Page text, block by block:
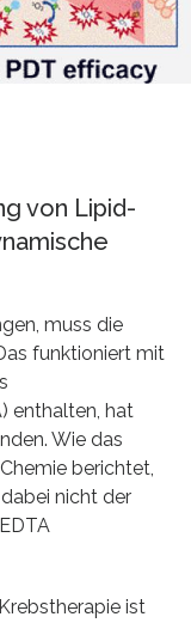
von Lipid-
muss die
funktioniert mit
enthalten, hat
Wie das
berichtet,
nicht der
ist